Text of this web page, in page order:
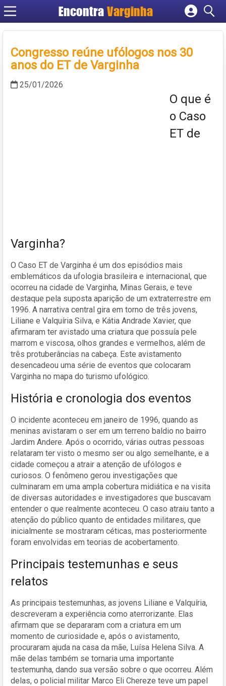
EncontraVarginha
Cadastrar empresa
Criar conta
Congresso reúne ufólogos nos 30
anos do ET de Varginha
25/01/2026
O que é
o Caso
ET de
Varginha?
O Caso ET de Varginha é um dos episódios mais
emblemáticos da ufologia brasileira e internacional, que
ocorreu na cidade de Varginha, Minas Gerais, e teve
destaque pela suposta aparição de um extraterrestre em
1996. A narrativa central gira em torno de três jovens,
Liliane e Valquíria Silva, e Kátia Andrade Xavier, que
afirmaram ter avistado uma criatura que possuía pele
marrom e viscosa, olhos grandes e vermelhos, além de
três protuberâncias na cabeça. Este avistamento
desencadeou uma série de eventos que colocaram
Varginha no mapa do turismo ufológico.
História e cronologia dos eventos
O incidente aconteceu em janeiro de 1996, quando as
meninas avistaram o ser em um terreno baldio no bairro
Jardim Andere. Após o ocorrido, várias outras pessoas
relataram ter visto o mesmo ser ou algo semelhante, e a
cidade começou a atrair a atenção de ufólogos e
curiosos. O fenômeno gerou investigações que
culminaram em uma ampla cobertura midiática e na visita
de diversas autoridades e investigadores que buscavam
entender o que realmente aconteceu. O caso atraiu tanto a
atenção do público quanto de entidades militares, que
inicialmente se mostraram céticas, mas posteriormente
foram envolvidas em teorias de acobertamento.
Principais testemunhas e seus
relatos
As principais testemunhas, as jovens Liliane e Valquíria,
descreveram a experiência como aterrorizante. Elas
afirmam que se depararam com a criatura em um
momento de curiosidade e, após o avistamento,
procuraram ajuda na casa da mãe, Luísa Helena Silva. A
mãe delas também se tornaria uma importante
testemunha, dando sua versão sobre o que ocorreu. Além
delas, o policial militar Marco Eli Chereze teve um papel